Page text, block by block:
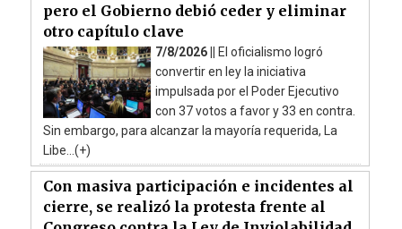
pero el Gobierno debió ceder y eliminar
otro capítulo clave
7/8/2026 ||
El oficialismo logró
convertir en ley la iniciativa
impulsada por el Poder Ejecutivo
con 37 votos a favor y 33 en contra.
Sin embargo, para alcanzar la mayoría requerida, La
Libe...(+)
Con masiva participación e incidentes al
cierre, se realizó la protesta frente al